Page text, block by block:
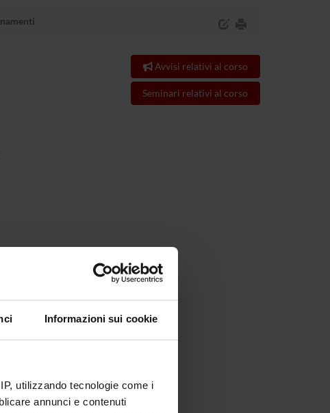
Informazioni sui cookie
utilizzando tecnologie come i
annunci e contenuti
Avvisi relativi al corso
Seminari relativi al corso